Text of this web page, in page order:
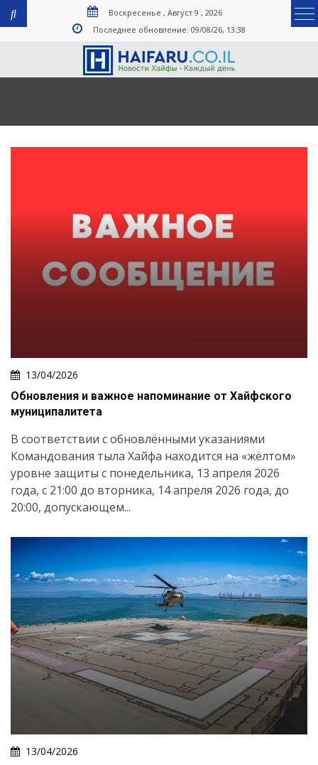
Воскресенье , Август 9 , 2026
Последнее обновление: 09/08/26, 13:38
13/04/2026
Обновления и важное напоминание от Хайфского
муниципалитета
В соответствии с обновлёнными указаниями
Командования тыла Хайфа находится на «жёлтом»
уровне защиты с понедельника, 13 апреля 2026
года, с 21:00 до вторника, 14 апреля 2026 года, до
20:00, допускающем...
13/04/2026